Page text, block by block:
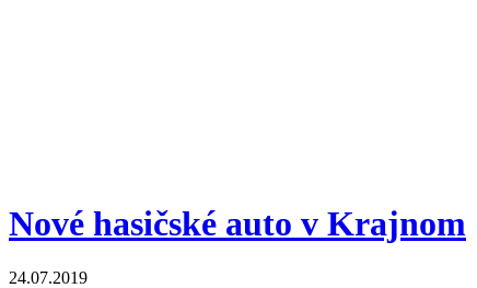
Nové hasičské auto v Krajnom
24.07.2019